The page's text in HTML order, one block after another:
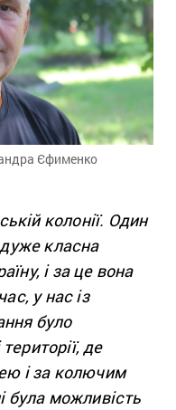
Єфименко
колонії. Один
класна
і за це вона
у нас із
було
де
і за колючим
була можливість